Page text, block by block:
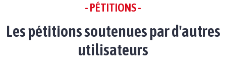
- PÉTITIONS -
Les pétitions soutenues par d'autres
utilisateurs